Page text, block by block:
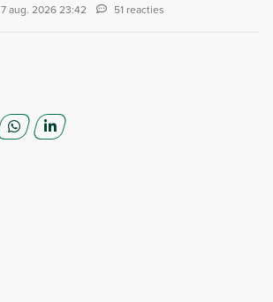
7 aug. 2026 23:42 51 reacties